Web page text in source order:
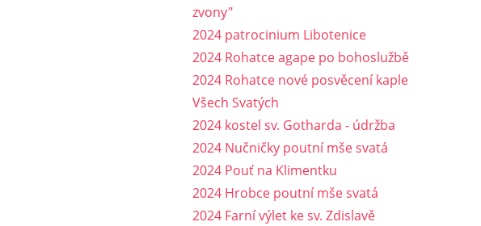
zvony"
2024 patrocinium Libotenice
2024 Rohatce agape po bohoslužbě
2024 Rohatce nové posvěcení kaple
Všech Svatých
2024 kostel sv. Gotharda - údržba
2024 Nučničky poutní mše svatá
2024 Pouť na Klimentku
2024 Hrobce poutní mše svatá
2024 Farní výlet ke sv. Zdislavě